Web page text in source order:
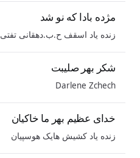
مژده بادا که نو شد
زنده یاد اسقف ح.ب.دهقانی تفتی
شکر بهر صلیبت
Darlene Zchech
خدای عظیم بهر ما خاکیان
زنده یاد کشیش هایک هوسپیان